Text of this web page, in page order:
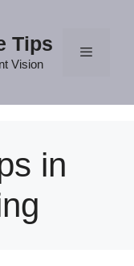
Tips
Vision
in